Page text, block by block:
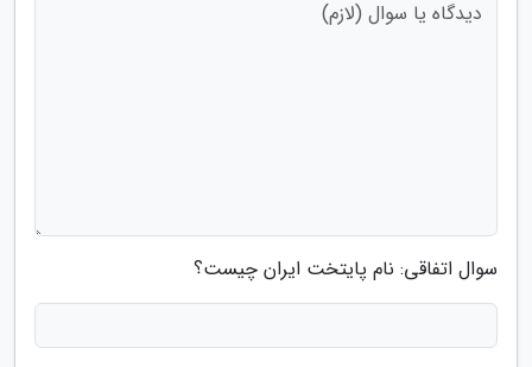
سوال اتفاقی: نام پایتخت ایران چیست؟